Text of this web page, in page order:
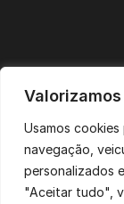
Usamos
navegação,
personalizados
"Aceitar tudo",